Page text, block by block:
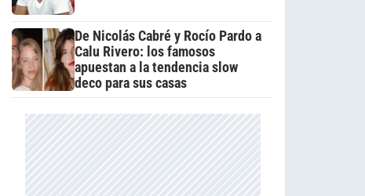
De Nicolás Cabré y Rocío Pardo a
Calu Rivero: los famosos
apuestan a la tendencia slow
deco para sus casas